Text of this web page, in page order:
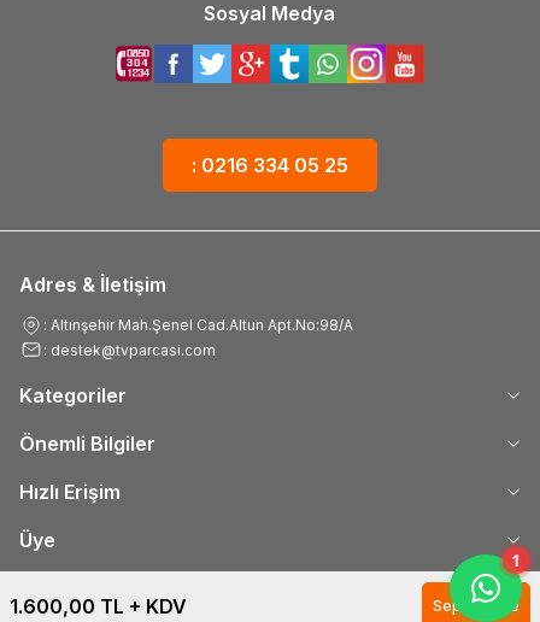
1
1.600,00 TL + KDV Sepete Ekle
Sosyal Medya
: 0216 334 05 25
Adres & İletişim
: Altınşehir Mah.Şenel Cad.Altun Apt.No:98/A
: destek@tvparcasi.com
Kategoriler
Önemli Bilgiler
Hızlı Erişim
Üye